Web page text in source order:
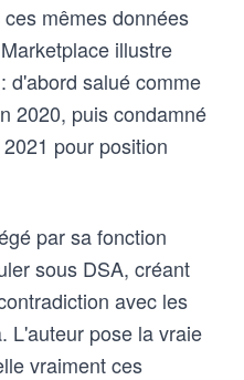
mêmes données
illustre
d'abord salué comme
2020, puis condamné
pour position
par sa fonction
sous DSA, créant
avec les
L'auteur pose la vraie
vraiment ces